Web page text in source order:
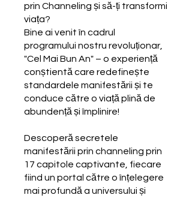
prin Channeling și să-ți transformi
viața?
Bine ai venit în cadrul
programului nostru revoluționar,
"Cel Mai Bun An" – o experiență
conștientă care redefinește
standardele manifestării și te
conduce către o viață plină de
abundență și împlinire!
Descoperă secretele
manifestării prin channeling prin
17 capitole captivante, fiecare
fiind un portal către o înțelegere
mai profundă a universului și